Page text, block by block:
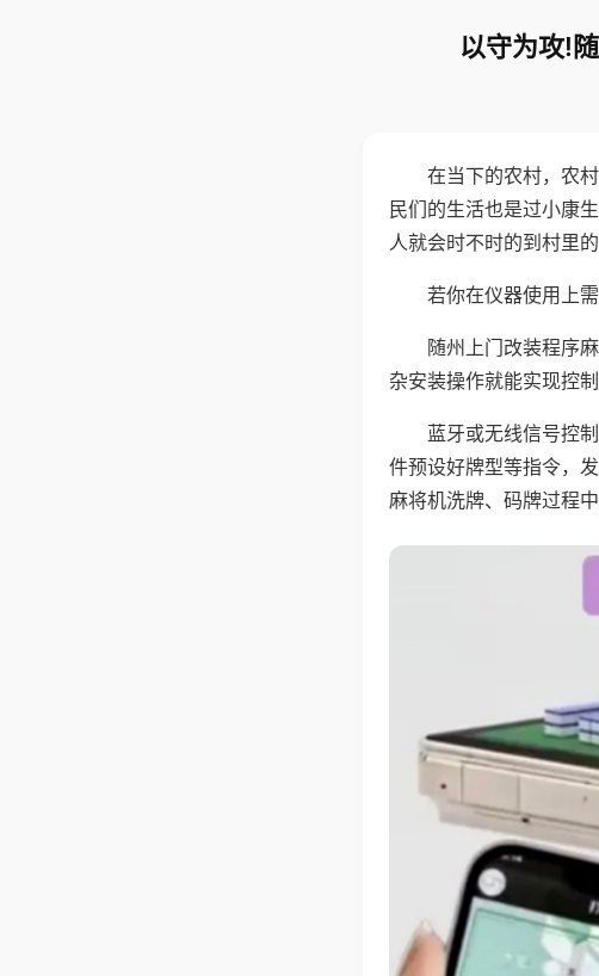
以守为攻!
在当下的农村，农
民们的生活也是过小康
人就会时不时的到村里
若你在仪器使用上
随州上门改装程序
杂安装操作就能实现控
蓝牙或无线信号控
件预设好牌型等指令，
麻将机洗牌、码牌过程